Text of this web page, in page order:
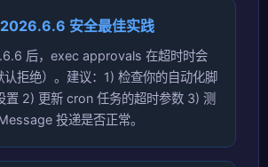
安全最佳实践
后，exec approvals 在超时时会
拒绝）。建议：1) 检查你的自动化脚
置 2) 更新 cron 任务的超时参数 3) 测
投递是否正常。